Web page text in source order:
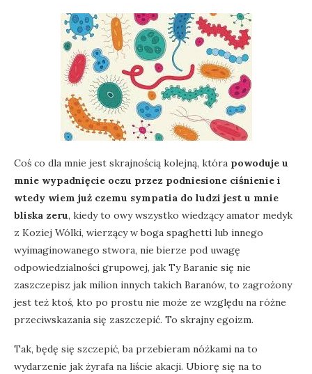
Coś co dla mnie jest skrajnością kolejną, która powoduje u
mnie wypadnięcie oczu przez podniesione ciśnienie i
wtedy wiem już czemu sympatia do ludzi jest u mnie
bliska zeru, kiedy to owy wszystko wiedzący amator medyk
z Koziej Wólki, wierzący w boga spaghetti lub innego
wyimaginowanego stwora, nie bierze pod uwagę
odpowiedzialności grupowej, jak Ty Baranie się nie
zaszczepisz jak milion innych takich Baranów, to zagrożony
jest też ktoś, kto po prostu nie może ze względu na różne
przeciwskazania się zaszczepić. To skrajny egoizm.
Tak, będę się szczepić, ba przebieram nóżkami na to
wydarzenie jak żyrafa na liście akacji. Ubiorę się na to